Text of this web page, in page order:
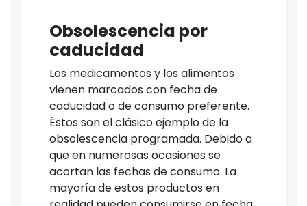
Obsolescencia por
caducidad
Los medicamentos y los alimentos
vienen marcados con fecha de
caducidad o de consumo preferente.
Éstos son el clásico ejemplo de la
obsolescencia programada. Debido a
que en numerosas ocasiones se
acortan las fechas de consumo. La
mayoría de estos productos en